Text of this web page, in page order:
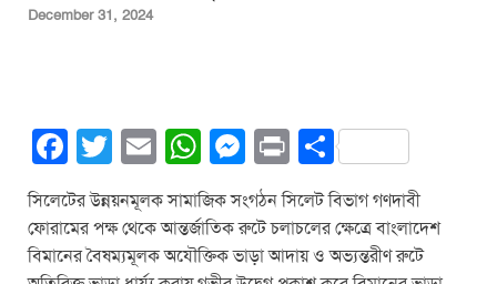
December 31, 2024
F
a
c
e
T
tt
er
E
m
ail
W
h
at
s
M
e
ss
e
Pr
in
t
S
h
ar
e
সিলেটের উন্নয়নমূলক সামাজিক সংগঠন সিলেট বিভাগ গণদাবী
ফোরামের পক্ষ থেকে আন্তর্জাতিক রুটে চলাচলের ক্ষেত্রে বাংলাদেশ
বিমানের বৈষম্যমূলক অযৌক্তিক ভাড়া আদায় ও অভ্যন্তরীণ রুটে